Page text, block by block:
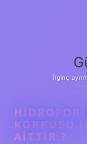
İlginç
KORKUSU
AITTIR ?